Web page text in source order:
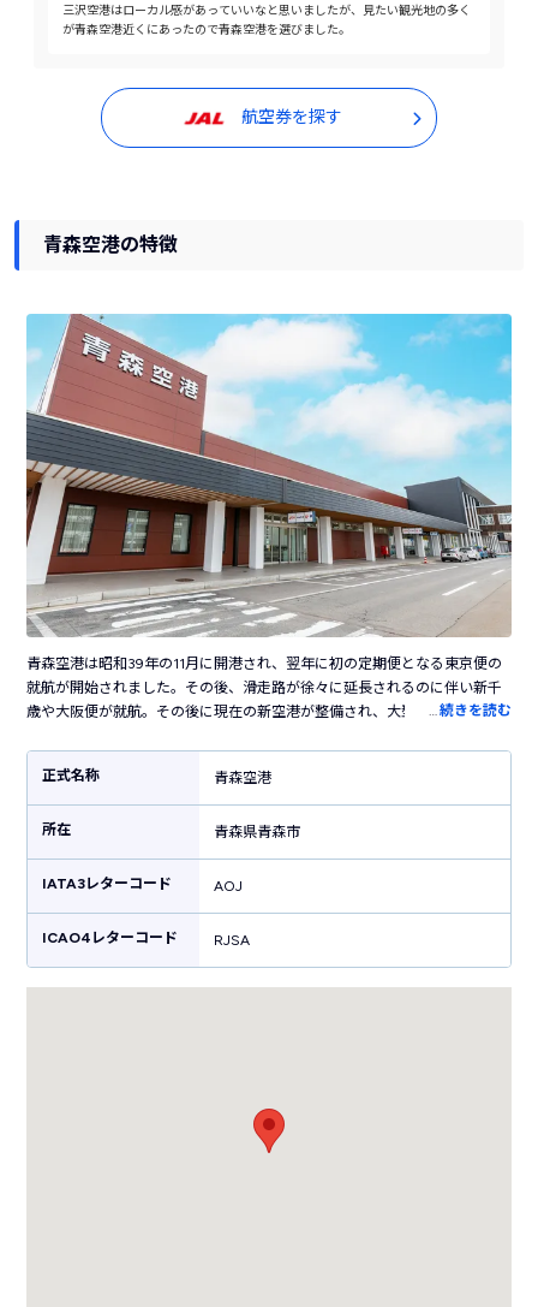
三沢空港はローカル感があっていいなと思いましたが、見たい観光地の多く
が青森空港近くにあったので青森空港を選びました。
航空券を探す
青森空港の特徴
青森空港は昭和39年の11月に開港され、翌年に初の定期便となる東京便の
就航が開始されました。その後、滑走路が徐々に延長されるのに伴い新千
歳や大阪便が就航。その後に現在の新空港が整備され、大型ジェット機が
口」として世界と東北を繋ぐ重要な役割を担っています。また、青森市中
心部から南方約10kmの標高198メートルの山腹に位置する青森空港には春
から夏にかけて発生する深い霧による視界不良の影響を軽減するため、安
全な着陸を誘導するシステムが備わっていることでも知られています。
…続きを読む
正式名称 青森空港
所在 青森県青森市
IATA3レターコード AOJ
ICAO4レターコード RJSA